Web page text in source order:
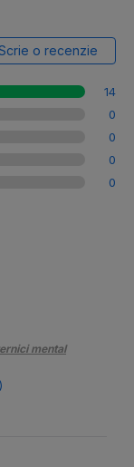
o recenzie
14
0
0
0
0
mental